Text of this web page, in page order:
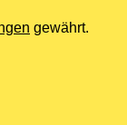
gewährt.